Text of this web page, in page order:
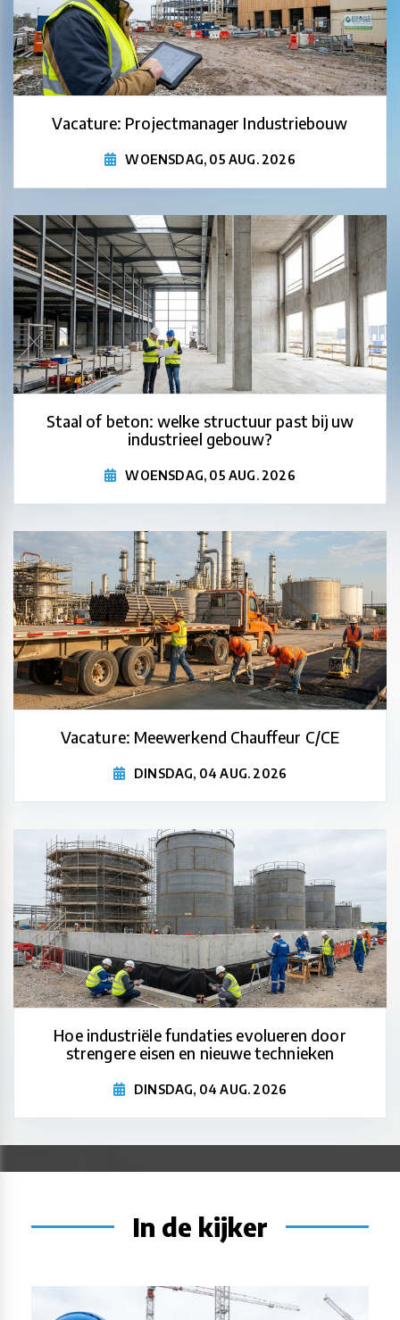
Vacature: Projectmanager Industriebouw
WOENSDAG, 05 AUG. 2026
Staal of beton: welke structuur past bij uw
industrieel gebouw?
WOENSDAG, 05 AUG. 2026
Vacature: Meewerkend Chauffeur C/CE
DINSDAG, 04 AUG. 2026
Hoe industriële fundaties evolueren door
strengere eisen en nieuwe technieken
DINSDAG, 04 AUG. 2026
In de kijker